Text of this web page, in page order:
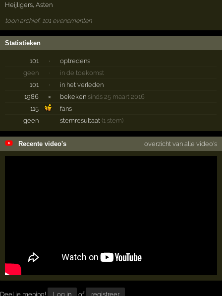
Heijligers,Asten
toon archief, 101 evenementen
Statistieken
101 ·
optredens
geen
·
in de toekomst
101
·
in het verleden
1986
× bekeken sinds 25 maart 2016
115
fans
geen
stemresultaat(1 stem)
Recente video's overzicht van alle video's
Deel je mening! Log in of registreer